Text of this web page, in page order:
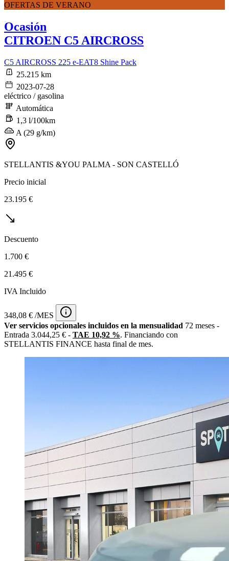
OFERTAS DE VERANO
Ocasión
CITROEN C5 AIRCROSS
C5 AIRCROSS 225 e-EAT8 Shine Pack
25.215 km
2023-07-28
eléctrico / gasolina
Automática
1,3 l/100km
A (29 g/km)
STELLANTIS &YOU PALMA - SON CASTELLÓ
Precio inicial
23.195 €
Descuento
1.700 €
21.495 €
IVA Incluido
348,08 € /MES
Ver servicios opcionales incluidos en la mensualidad 72 meses -
Entrada 3.044,25 € - TAE 10,92 %. Financiando con
STELLANTIS FINANCE hasta final de mes.